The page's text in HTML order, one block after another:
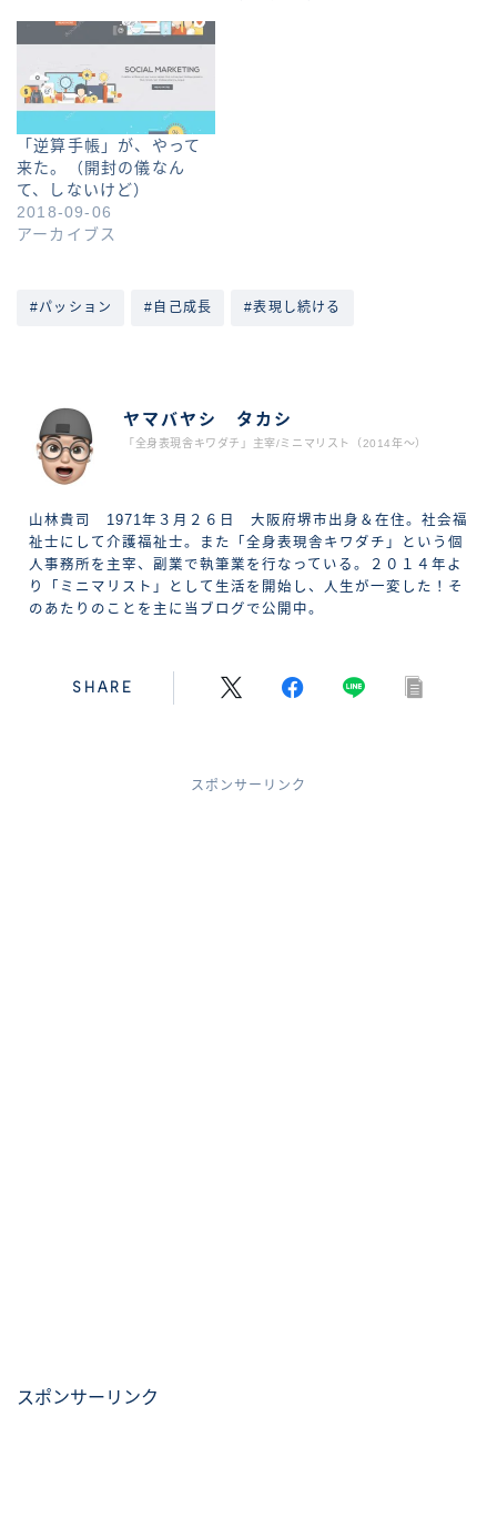
「逆算手帳」が、やって
来た。（開封の儀なん
て、しないけど）
2018-09-06
アーカイブス
#パッション #自己成長 #表現し続ける
ヤマバヤシ タカシ
「全身表現舎キワダチ」主宰/ミニマリスト（2014年〜）
山林貴司 1971年３月２６日 大阪府堺市出身＆在住。社会福
祉士にして介護福祉士。また「全身表現舎キワダチ」という個
人事務所を主宰、副業で執筆業を行なっている。２０１４年よ
り「ミニマリスト」として生活を開始し、人生が一変した！そ
のあたりのことを主に当ブログで公開中。
SHARE
スポンサーリンク
スポンサーリンク